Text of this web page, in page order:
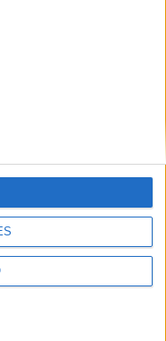
te daremos
100 consejos para tu